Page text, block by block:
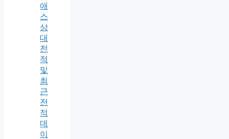
애
스
상
대
전
적
및
최
근
전
적
데
이